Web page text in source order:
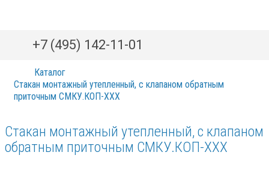
+7 (495) 142-11-01
Каталог
Стакан монтажный утепленный, с клапаном обратным
приточным СМКУ.КОП-ХХХ
Стакан монтажный утепленный, с клапаном
обратным приточным СМКУ.КОП-ХХХ